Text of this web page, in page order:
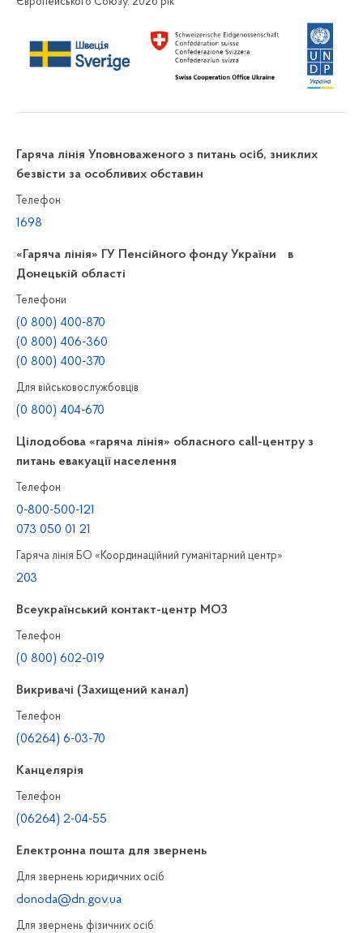
Гаряча лінія Уповноваженого з питань осіб, зниклих
безвісти за особливих обставин
Телефон
1698
«Гаряча лінія» ГУ Пенсійного фонду України в
Донецькій області
Телефони
(0 800) 400-870
(0 800) 406-360
(0 800) 400-370
Для військовослужбовців
(0 800) 404-670
Цілодобова «гаряча лінія» обласного call-центру з
питань евакуації населення
Телефон
0-800-500-121
073 050 01 21
Гаряча лінія БО «Координаційний гуманітарний центр»
203
Всеукраїнський контакт-центр МОЗ
Телефон
(0 800) 602-019
Викривачі (Захищений канал)
Телефон
(06264) 6-03-70
Канцелярiя
Телефон
(06264) 2-04-55
Електронна пошта для звернень
Для звернень юридичних осiб
donoda@dn.gov.ua
Для звернень фізичних осiб